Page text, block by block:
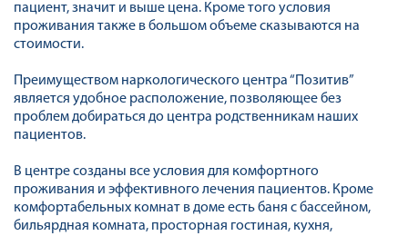
пациент, значит и выше цена. Кроме того условия
проживания также в большом объеме сказываются на
стоимости.
Преимуществом наркологического центра “Позитив”
является удобное расположение, позволяющее без
проблем добираться до центра родственникам наших
пациентов.
В центре созданы все условия для комфортного
проживания и эффективного лечения пациентов. Кроме
комфортабельных комнат в доме есть баня с бассейном,
бильярдная комната, просторная гостиная, кухня,